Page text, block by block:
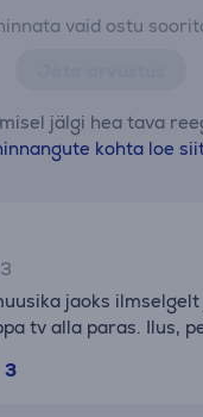
vaid ostu
jälgi hea tava
kohta loe
jaoks
tv alla paras. Ilus,
3